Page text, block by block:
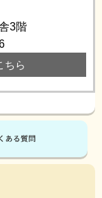
3階
ちら